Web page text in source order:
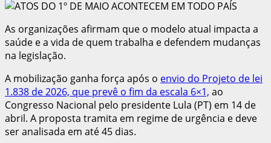
As organizações afirmam que o modelo atual impacta a
saúde e a vida de quem trabalha e defendem mudanças
na legislação.
A mobilização ganha força após o envio do Projeto de lei
1.838 de 2026, que prevê o fim da escala 6×1, ao
Congresso Nacional pelo presidente Lula (PT) em 14 de
abril. A proposta tramita em regime de urgência e deve
ser analisada em até 45 dias.